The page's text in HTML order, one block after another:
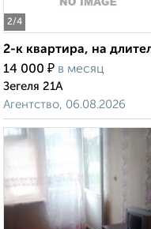
2/4
2-к квартира, на
14 000 ₽ в месяц
Зегеля 21А
Агентство, 06.08.2026